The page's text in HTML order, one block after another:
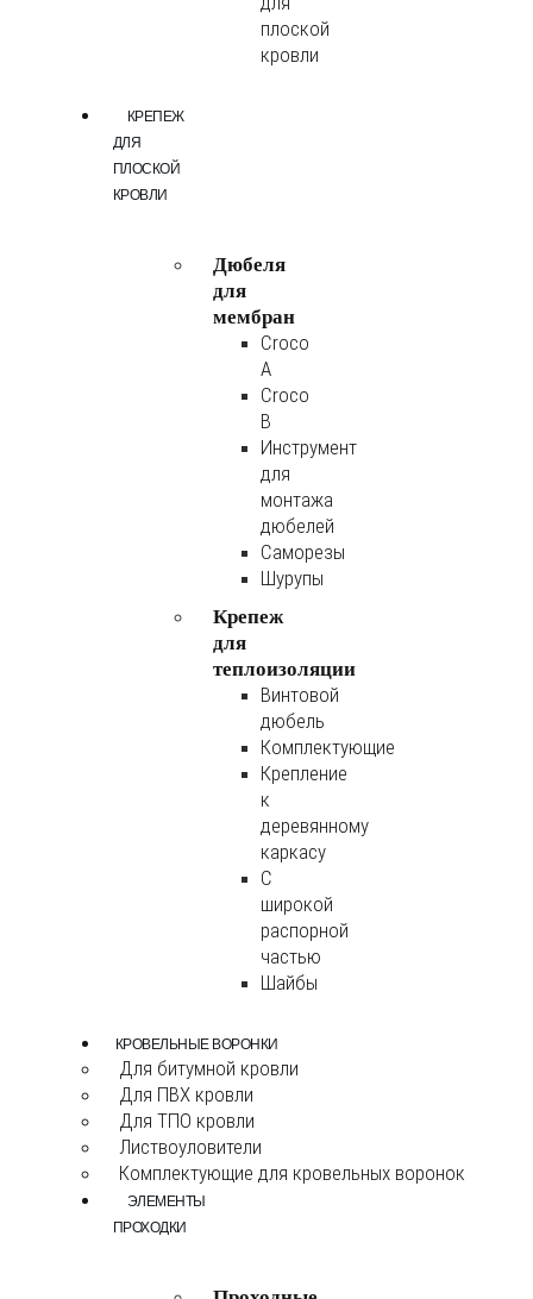
плоской
кровли
КРЕПЕЖ
ДЛЯ
ПЛОСКОЙ
КРОВЛИ
Дюбеля
для
мембран
Croco
A
Croco
B
Инструмент
для
монтажа
дюбелей
Саморезы
Шурупы
Крепеж
для
теплоизоляции
Винтовой
дюбель
Комплектующие
Крепление
к
деревянному
каркасу
С
широкой
распорной
частью
Шайбы
КРОВЕЛЬНЫЕ ВОРОНКИ
Для битумной кровли
Для ПВХ кровли
Для ТПО кровли
Листвоуловители
Комплектующие для кровельных воронок
ЭЛЕМЕНТЫ
ПРОХОДКИ